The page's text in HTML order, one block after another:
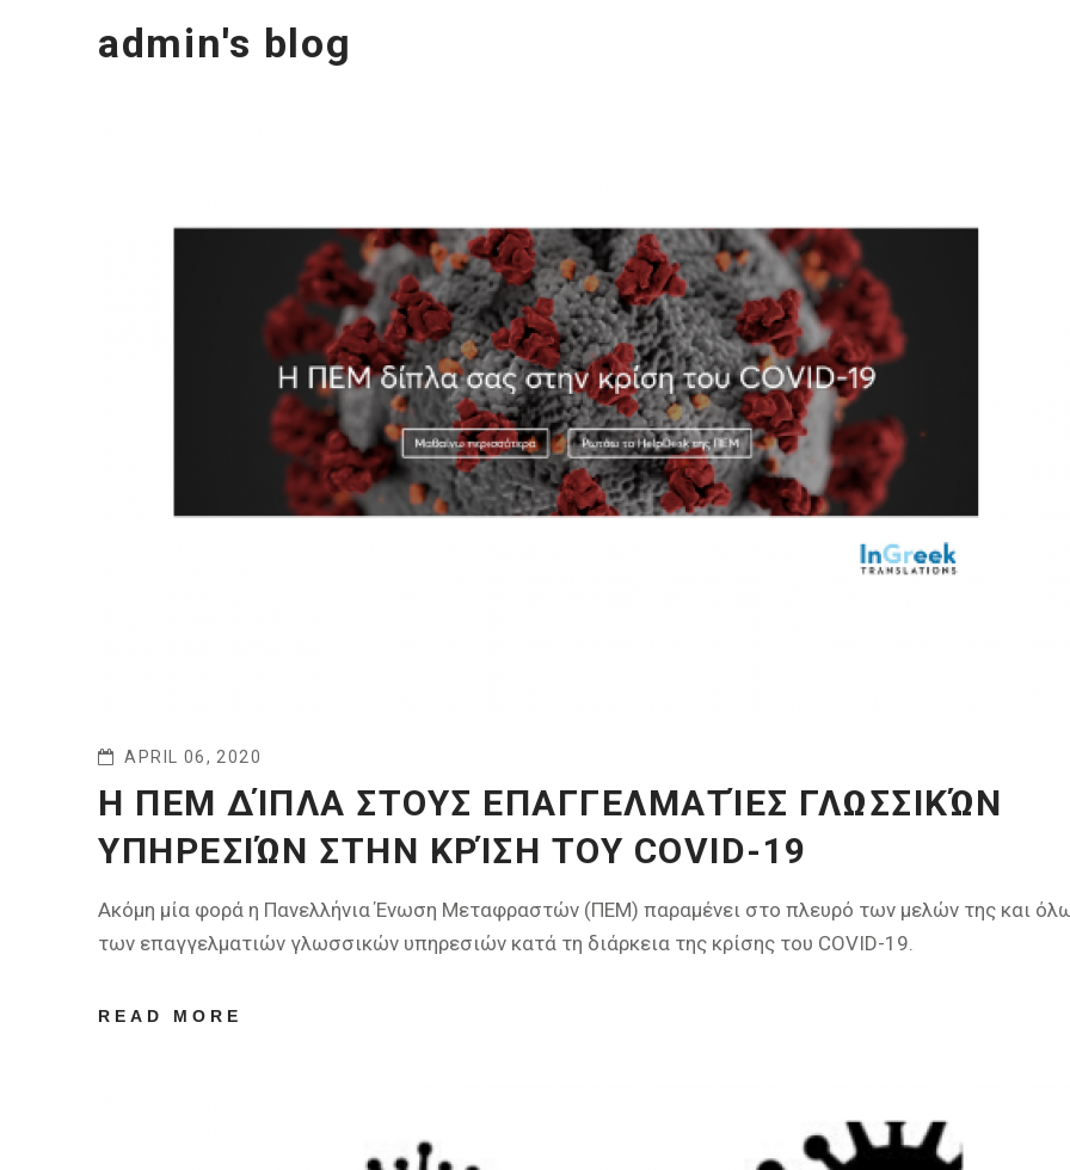
admin's blog
APRIL 06, 2020
H ΠΕΜ ΔΊΠΛΑ ΣΤΟΥΣ ΕΠΑΓΓΕΛΜΑΤΊΕΣ ΓΛΩΣΣΙΚΏΝ
ΥΠΗΡΕΣΙΏΝ ΣΤΗΝ ΚΡΊΣΗ ΤΟΥ COVID-19
Ακόμη μία φορά η Πανελλήνια Ένωση Μεταφραστών (ΠΕΜ) παραμένει στο πλευρό των μελών της και
των επαγγελματιών γλωσσικών υπηρεσιών κατά τη διάρκεια της κρίσης του COVID-19.
READ MORE
ΣΤΗΝ ΚΡΊΣΗ